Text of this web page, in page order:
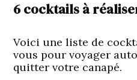
6 cocktails à
Voici une liste de
vous pour voyager
quitter votre canapé.